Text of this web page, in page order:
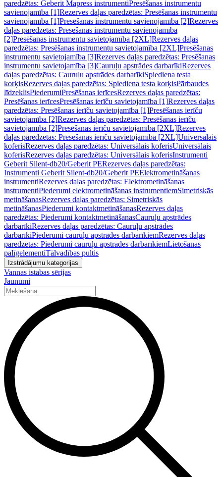
paredzētas: Geberit Mapress instrumentiPresēšanas instrumentu
savienojamība [1]Rezerves daļas paredzētas: Presēšanas instrumentu
savienojamība [1]Presēšanas instrumentu savienojamība [2]Rezerves
daļas paredzētas: Presēšanas instrumentu savienojamība
[2]Presēšanas instrumentu savietojamība [2XL]Rezerves daļas
paredzētas: Presēšanas instrumentu savietojamība [2XL]Presēšanas
instrumentu savietojamība [3]Rezerves daļas paredzētas: Presēšanas
instrumentu savietojamība [3]Cauruļu apstrādes darbarīkiRezerves
daļas paredzētas: Cauruļu apstrādes darbarīkiSpiediena testa
korķisRezerves daļas paredzētas: Spiediena testa korķisPārbaudes
līdzeklisPiederumiPresēšanas ierīcesRezerves daļas paredzētas:
Presēšanas ierīcesPresēšanas ierīču savietojamība [1]Rezerves daļas
paredzētas: Presēšanas ierīču savietojamība [1]Presēšanas ierīču
savietojamība [2]Rezerves daļas paredzētas: Presēšanas ierīču
savietojamība [2]Presēšanas ierīču savietojamība [2XL]Rezerves
daļas paredzētas: Presēšanas ierīču savietojamība [2XL]Universālais
koferisRezerves daļas paredzētas: Universālais koferisUniversālais
koferisRezerves daļas paredzētas: Universālais koferisInstrumenti
Geberit Silent-db20/Geberit PERezerves daļas paredzētas:
Instrumenti Geberit Silent-db20/Geberit PEElektrometināšanas
instrumentiRezerves daļas paredzētas: Elektrometināšanas
instrumentiPiederumi elektrometināšanas instrumentiemSimetriskās
metināšanasRezerves daļas paredzētas: Simetriskās
metināšanasPiederumi kontaktmetināšanasRezerves daļas
paredzētas: Piederumi kontaktmetināšanasCauruļu apstrādes
darbarīkiRezerves daļas paredzētas: Cauruļu apstrādes
darbarīkiPiederumi cauruļu apstrādes darbarīkiemRezerves daļas
paredzētas: Piederumi cauruļu apstrādes darbarīkiemLietošanas
palīgelementiTālvadības pultis
Izstrādājumu kategorijas
Vannas istabas sērijas
Jaunumi